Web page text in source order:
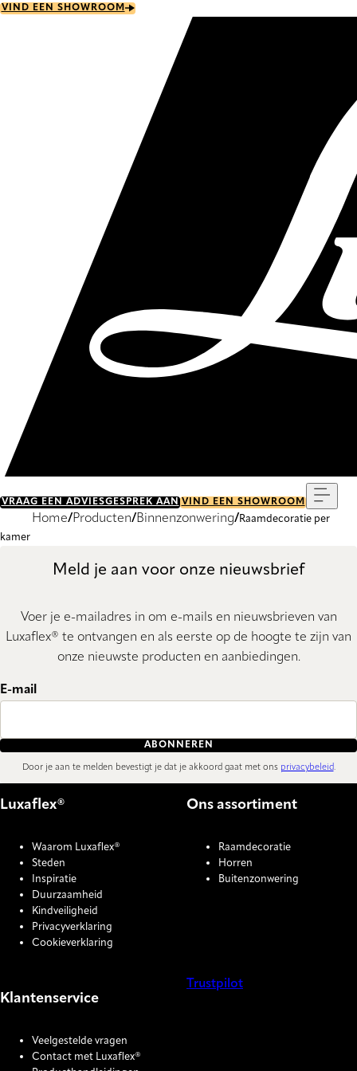
Skip
VIND EEN SHOWROOM
VRAAG EEN ADVIESGESPREK AAN VIND EEN SHOWROOM
Home Producten Binnenzonwering
Raamdecoratie per
kamer
Meld je aan voor onze nieuwsbrief
Voer je e-mailadres in om e-mails en nieuwsbrieven van
Luxaflex® te ontvangen en als eerste op de hoogte te zijn van
onze nieuwste producten en aanbiedingen.
E-mail
ABONNEREN
Door je aan te melden bevestigt je dat je akkoord gaat met ons privacybeleid.
Luxaflex®
Waarom Luxaflex®
Steden
Inspiratie
Duurzaamheid
Kindveiligheid
Privacyverklaring
Cookieverklaring
Ons assortiment
Raamdecoratie
Horren
Buitenzonwering
Klantenservice
Veelgestelde vragen
Contact met Luxaflex®
Trustpilot